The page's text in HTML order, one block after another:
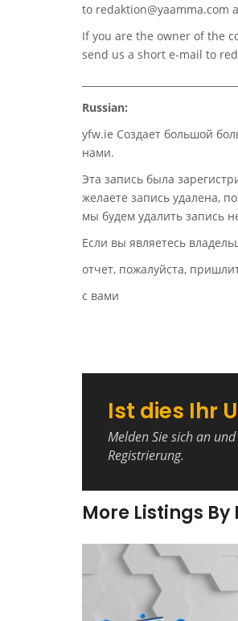
to redaktion@yaamma.com
If you are the owner of the
send us a short e-mail to
Russian:
yfw.ie Создает большой
нами.
Эта запись была
желаете запись удалена,
мы будем удалить запись
Если вы являетесь
отчет, пожалуйста,
с вами
Ist dies Ihr
Melden Sie sich an
Registrierung.
More Listings